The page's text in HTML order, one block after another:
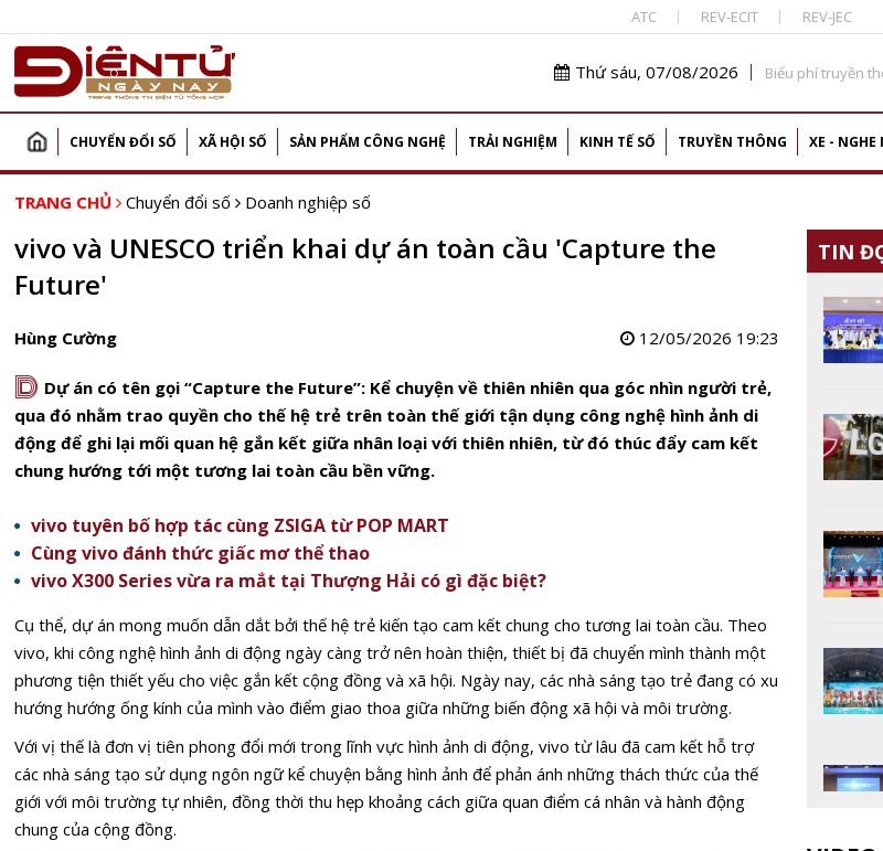
ATC REV-ECIT REV-JEC
Thứ sáu, 07/08/2026 Biểu phí truyền
CHUYỂN ĐỔI SỐ XÃ HỘI SỐ SẢN PHẨM CÔNG NGHỆ TRẢI NGHIỆM KINH TẾ SỐ TRUYỀN THÔNG XE - NGHE
TRANG CHỦ Chuyển đổi số Doanh nghiệp số
vivo và UNESCO triển khai dự án toàn cầu 'Capture the
Future'
Hùng Cường 12/05/2026 19:23
D Dự án có tên gọi “Capture the Future”: Kể chuyện về thiên nhiên qua góc nhìn người trẻ,
qua đó nhằm trao quyền cho thế hệ trẻ trên toàn thế giới tận dụng công nghệ hình ảnh di
động để ghi lại mối quan hệ gắn kết giữa nhân loại với thiên nhiên, từ đó thúc đẩy cam kết
chung hướng tới một tương lai toàn cầu bền vững.
vivo tuyên bố hợp tác cùng ZSIGA từ POP MART
Cùng vivo đánh thức giấc mơ thể thao
vivo X300 Series vừa ra mắt tại Thượng Hải có gì đặc biệt?
Cụ thể, dự án mong muốn dẫn dắt bởi thế hệ trẻ kiến tạo cam kết chung cho tương lai toàn cầu. Theo
vivo, khi công nghệ hình ảnh di động ngày càng trở nên hoàn thiện, thiết bị đã chuyển mình thành một
phương tiện thiết yếu cho việc gắn kết cộng đồng và xã hội. Ngày nay, các nhà sáng tạo trẻ đang có xu
hướng hướng ống kính của mình vào điểm giao thoa giữa những biến động xã hội và môi trường.
Với vị thế là đơn vị tiên phong đổi mới trong lĩnh vực hình ảnh di động, vivo từ lâu đã cam kết hỗ trợ
các nhà sáng tạo sử dụng ngôn ngữ kể chuyện bằng hình ảnh để phản ánh những thách thức của thế
giới với môi trường tự nhiên, đồng thời thu hẹp khoảng cách giữa quan điểm cá nhân và hành động
chung của cộng đồng.
TIN